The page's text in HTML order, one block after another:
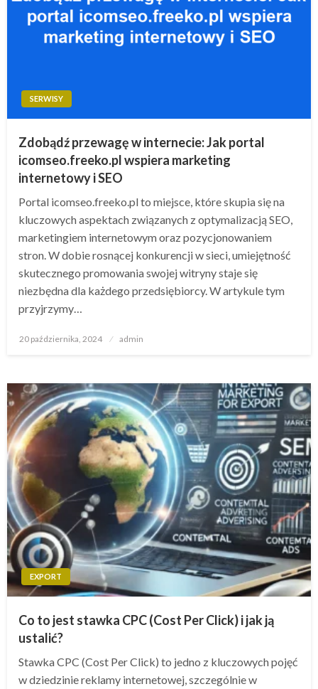
SERWISY
Zdobądź przewagę w internecie: Jak portal
icomseo.freeko.pl wspiera marketing
internetowy i SEO
Portal icomseo.freeko.pl to miejsce, które skupia się na
kluczowych aspektach związanych z optymalizacją SEO,
marketingiem internetowym oraz pozycjonowaniem
stron. W dobie rosnącej konkurencji w sieci, umiejętność
skutecznego promowania swojej witryny staje się
niezbędna dla każdego przedsiębiorcy. W artykule tym
przyjrzymy…
Opublikowane
20 października, 2024 admin
EXPORT
Co to jest stawka CPC (Cost Per Click) i jak ją
ustalić?
Stawka CPC (Cost Per Click) to jedno z kluczowych pojęć
w dziedzinie reklamy internetowej, szczególnie w